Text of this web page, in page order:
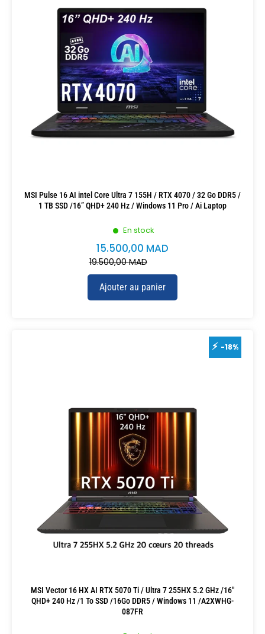
En stock
MSI Pulse 16 AI intel Core Ultra 7 155H / RTX 4070 / 32 Go DDR5 /
1 TB SSD /16” QHD+ 240 Hz / Windows 11 Pro / Ai Laptop
19.500,00MAD
15.500,00 MAD
Ajouter au panier
-18%
MSI Vector 16 HX AI RTX 5070 Ti / Ultra 7 255HX 5.2 GHz /16″
QHD+ 240 Hz /1 To SSD /16Go DDR5 / Windows 11 /A2XWHG-
087FR